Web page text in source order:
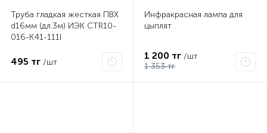
Труба гладкая жесткая ПВХ
d16мм (дл.3м) ИЭК CTR10-
016-K41-111I
495 тг /шт
Инфракрасная лампа для
цыплят
1 200 тг /шт
1 353 тг